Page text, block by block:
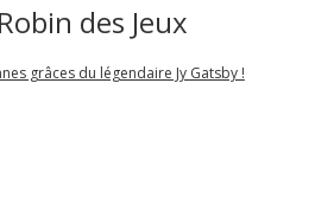
des Jeux
grâces du légendaire Jy Gatsby !